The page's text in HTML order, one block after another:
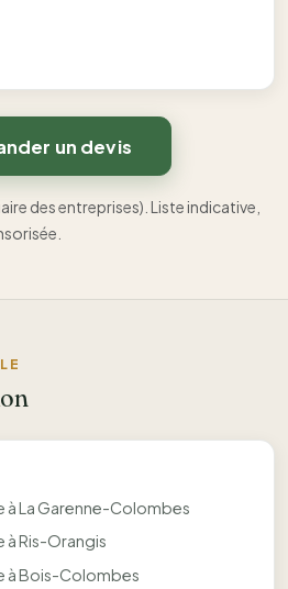
un devis
des entreprises). Liste indicative,
La Garenne-Colombes
Ris-Orangis
à Bois-Colombes